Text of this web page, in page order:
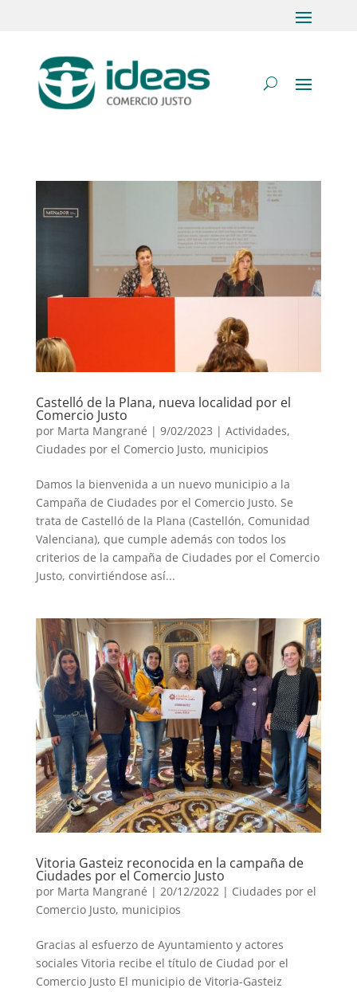
Castelló de la Plana, nueva localidad por el
Comercio Justo
por Marta Mangrané | 9/02/2023 | Actividades,
Ciudades por el Comercio Justo, municipios
Damos la bienvenida a un nuevo municipio a la
Campaña de Ciudades por el Comercio Justo. Se
trata de Castelló de la Plana (Castellón, Comunidad
Valenciana), que cumple además con todos los
criterios de la campaña de Ciudades por el Comercio
Justo, convirtiéndose así...
Vitoria Gasteiz reconocida en la campaña de
Ciudades por el Comercio Justo
por Marta Mangrané | 20/12/2022 | Ciudades por el
Comercio Justo, municipios
Gracias al esfuerzo de Ayuntamiento y actores
sociales Vitoria recibe el título de Ciudad por el
Comercio Justo El municipio de Vitoria-Gasteiz